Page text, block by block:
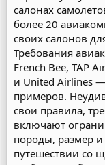
салонах
более 20
своих салонов
Требования
French Bee, TAP
и United Airlines
примеров.
свои правила,
включают
породы, размер
путешествии со